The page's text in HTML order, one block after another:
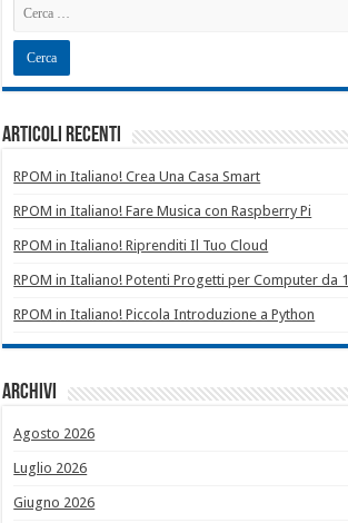
Articoli recenti
RPOM in Italiano! Crea Una Casa Smart
RPOM in Italiano! Fare Musica con Raspberry Pi
RPOM in Italiano! Riprenditi Il Tuo Cloud
RPOM in Italiano! Potenti Progetti per Computer da
RPOM in Italiano! Piccola Introduzione a Python
Archivi
Agosto 2026
Luglio 2026
Giugno 2026